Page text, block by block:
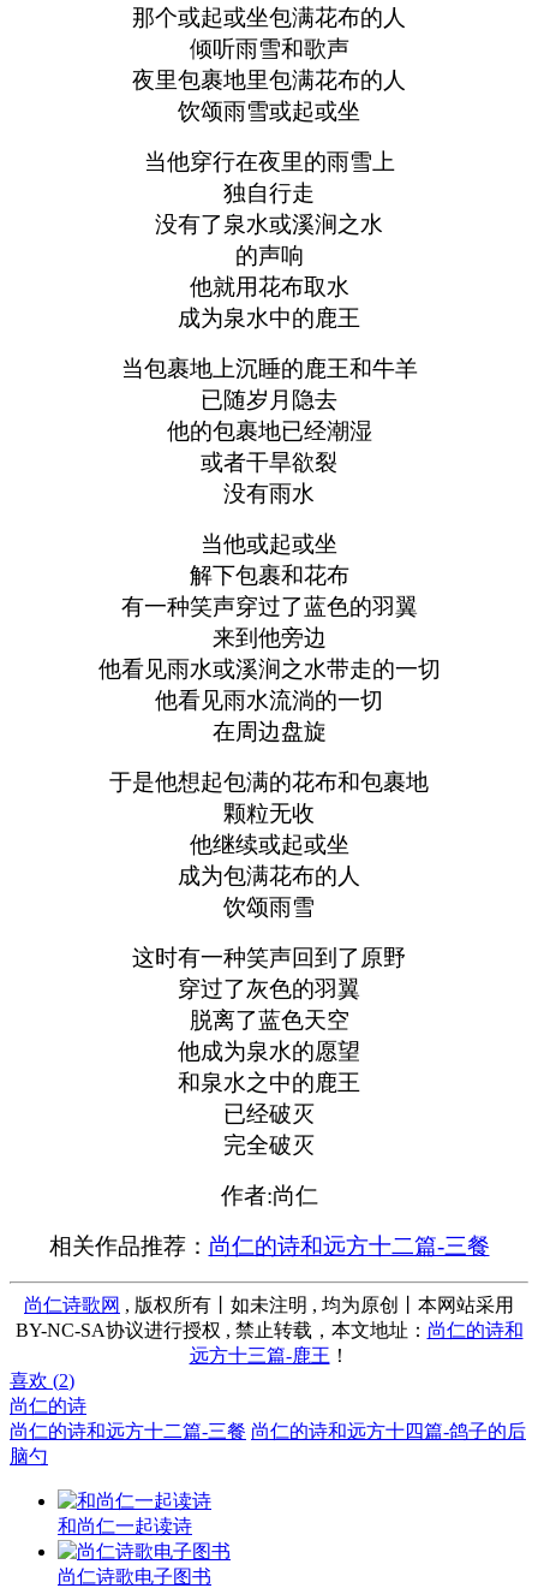
那个或起或坐包满花布的人
倾听雨雪和歌声
夜里包裹地里包满花布的人
饮颂雨雪或起或坐
当他穿行在夜里的雨雪上
独自行走
没有了泉水或溪涧之水
的声响
他就用花布取水
成为泉水中的鹿王
当包裹地上沉睡的鹿王和牛羊
已随岁月隐去
他的包裹地已经潮湿
或者干旱欲裂
没有雨水
当他或起或坐
解下包裹和花布
有一种笑声穿过了蓝色的羽翼
来到他旁边
他看见雨水或溪涧之水带走的一切
他看见雨水流淌的一切
在周边盘旋
于是他想起包满的花布和包裹地
颗粒无收
他继续或起或坐
成为包满花布的人
饮颂雨雪
这时有一种笑声回到了原野
穿过了灰色的羽翼
脱离了蓝色天空
他成为泉水的愿望
和泉水之中的鹿王
已经破灭
完全破灭
作者:尚仁
相关作品推荐： 尚仁的诗和远方十二篇-三餐
尚仁诗歌网 , 版权所有丨如未注明 , 均为原创丨本网站采用
BY-NC-SA协议进行授权 , 禁止转载，本文地址： 尚仁的诗和
远方十三篇-鹿王 ！
喜欢 (2)
尚仁的诗
尚仁的诗和远方十二篇-三餐 尚仁的诗和远方十四篇-鸽子的后
脑勺
和尚仁一起读诗
尚仁诗歌电子图书